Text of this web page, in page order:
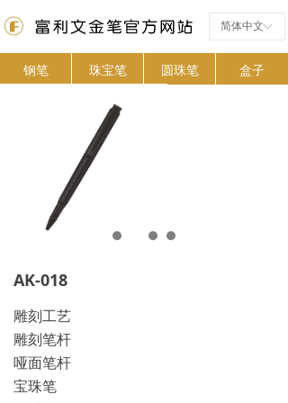
ꀅ
简体中文
AK-018
雕刻工艺
雕刻笔杆
哑面笔杆
宝珠笔
钢笔 珠宝笔 圆珠笔 盒子